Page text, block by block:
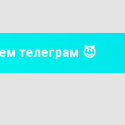
телеграм 😈